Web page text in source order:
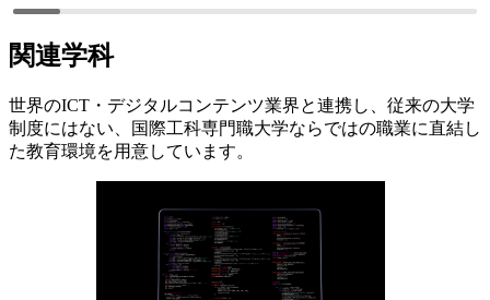
関連学科
世界のICT・デジタルコンテンツ業界と連携し、従来の大学
制度にはない、国際工科専門職大学ならではの職業に直結し
た教育環境を用意しています。